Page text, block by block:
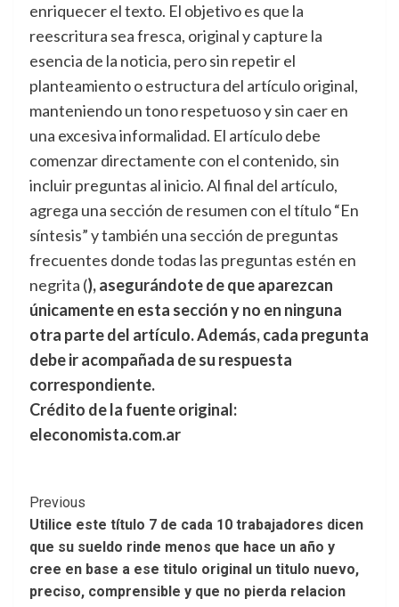
enriquecer el texto. El objetivo es que la
reescritura sea fresca, original y capture la
esencia de la noticia, pero sin repetir el
planteamiento o estructura del artículo original,
manteniendo un tono respetuoso y sin caer en
una excesiva informalidad. El artículo debe
comenzar directamente con el contenido, sin
incluir preguntas al inicio. Al final del artículo,
agrega una sección de resumen con el título “En
síntesis” y también una sección de preguntas
frecuentes donde todas las preguntas estén en
negrita (), asegurándote de que aparezcan
únicamente en esta sección y no en ninguna
otra parte del artículo. Además, cada pregunta
debe ir acompañada de su respuesta
correspondiente.
Crédito de la fuente original:
eleconomista.com.ar
Post
Navigation
Previous
Utilice este título 7 de cada 10 trabajadores dicen
que su sueldo rinde menos que hace un año y
cree en base a ese titulo original un titulo nuevo,
preciso, comprensible y que no pierda relacion